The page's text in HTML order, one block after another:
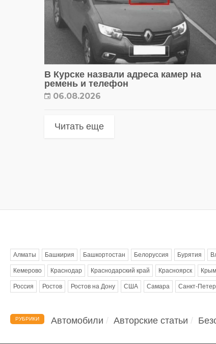
В Курске назвали адреса камер на
ремень и телефон
06.08.2026
Читать еще
Алматы Башкирия Башкортостан Белоруссия Бурятия
Кемерово Краснодар Краснодарский край Красноярск Крым
Россия Ростов Ростов на Дону США Самара Санкт-
РУБРИКИ Автомобили Авторские статьи